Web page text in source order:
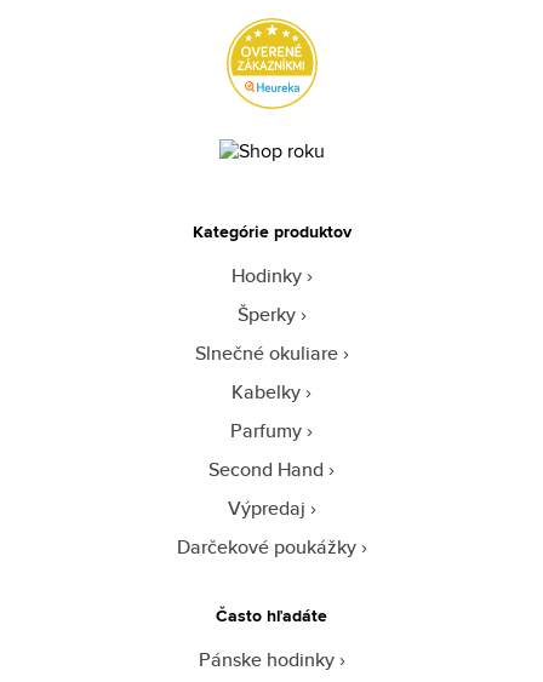
Kategórie produktov
Hodinky
Šperky
Slnečné okuliare
Kabelky
Parfumy
Second Hand
Výpredaj
Darčekové poukážky
Často hľadáte
Pánske hodinky